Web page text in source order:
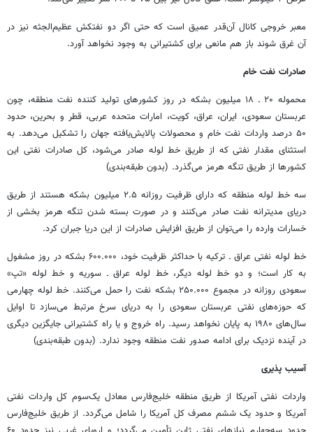
معبر خروجی کانال آن‌قدر عمیق است که حتی اگر دو نفتکش عظیم‌الجثه نیز در
آن غرق شوند باز هم مانعی برای کشتیرانی به وجود نخواهد آورد.
صادرات نفت خام
محموله ۲۰ ـ ۱۸ میلیون بشکه در روز کشورهای تولید کننده نفت منطقه، چون
عربستان سعودی، ایران، عراق، کویت، امارات متحده عربی، قطر و بحرین، حدود
۵۰ درصد واردات نفت خام و محصولات پالایش‌یافته جهان را تشکیل می‌دهد. به
استثنای مقدار نفتی که از طریق خط لوله صادر می‌شود، کل صادرات نفتی این
کشورها از طریق تنگه هرمز می‌گذرد. (بدون طبقه‌بندی)
سه خط لوله منطقه که دارای ظرفیت روزانه ۲.۵ میلیون بشکه هستند از طریق
دریای مدیترانه نفت صادر می‌کنند و در صورت بسته شدن تنگه هرمز بخشی از
خسارات وارده را می‌توان از طریق افزایش صادرات از این دریا جبران کرد.
خط لوله نفتی عراق ـ ترکیه با حداکثر ظرفیت خود، ۶۰۰.۰۰۰ بشکه در روز مشغول
به کار است؛ و دو خط لوله دیگر، خط لوله عراق ـ سوریه و خط لوله «تپ»
سعودی روزانه در مجموع ۲۵۰.۰۰۰ بشکه نفت را حمل می‌کنند. خط لوله چهارمی
که حوزه‌های نفتی عربستان سعودی را به دریای سرخ مرتبط می‌سازد تا اوایل
سال‌های ۱۹۸۰ به پایان نخواهد رسید. راه خروج و یا راه کشتیرانی جایگزین دیگری
در آینده نزدیک برای ادامه صدور نفت منطقه وجود ندارد. (بدون طبقه‌بندی)
آسیب پذیری
واردات نفتی آمریکا از طریق منطقه خلیج‌فارس معادل یک‌سوم کل واردات نفتی
آمریکا و حدود یک ششم مصرف کل آمریکا را شامل می‌گردد. از طریق خلیج‌فارس